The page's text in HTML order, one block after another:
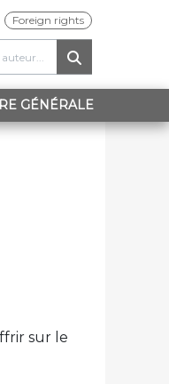
Foreign rights
GÉNÉRALE
sur le